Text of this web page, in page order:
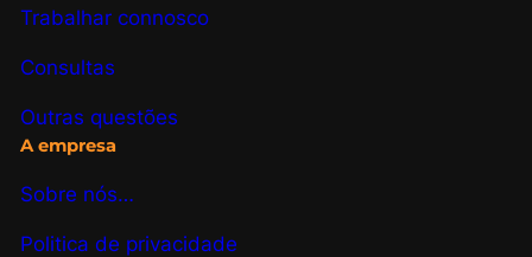
Trabalhar connosco
Consultas
Outras questões
A empresa
Sobre nós…
Politica de privacidade